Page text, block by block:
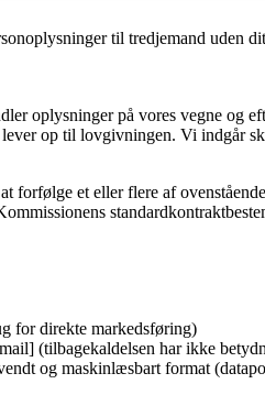
til tredjemand
oplysninger på vores vegne og
op til lovgivningen. Vi indgår
et eller flere af
for direkte markedsføring)
(tilbagekaldelsen har ikke
og maskinlæsbart format